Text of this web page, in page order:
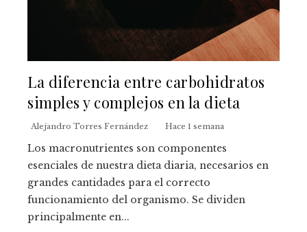
La diferencia entre carbohidratos
simples y complejos en la dieta
Alejandro Torres Fernández Hace 1 semana
Los macronutrientes son componentes
esenciales de nuestra dieta diaria, necesarios en
grandes cantidades para el correcto
funcionamiento del organismo. Se dividen
principalmente en...